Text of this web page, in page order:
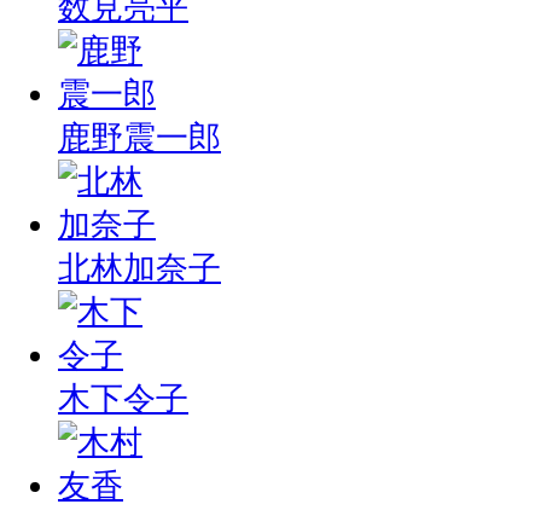
数見亮平
鹿野震一郎
北林加奈子
木下令子